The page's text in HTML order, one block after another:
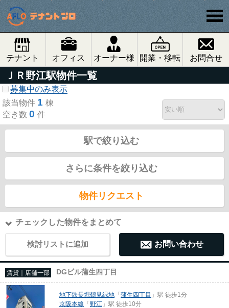
テナント オフィス オーナー様 開業・移転 お問合せ
ＪＲ野江駅物件一覧
募集中のみ表示
該当物件 1 棟
空き数 0 件
駅で絞り込む
さらに条件を絞り込む
物件リクエスト
チェックした物件をまとめて
検討リストに追加 お問い合わせ
賃貸｜店舗一部 DGビル蒲生四丁目
地下鉄長堀鶴見緑地 「蒲生四丁目 」駅 徒歩1分
京阪本線 「野江 」駅 徒歩10分